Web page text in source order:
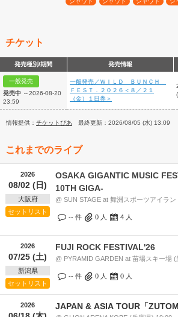
チケット
発売種別/期間 発売情報
一般発売
発売中 ～2026-08-20
23:59
一般発売／ＷＩＬＤ ＢＵＮＣＨ
ＦＥＳＴ．２０２６＜８／２１
（金）１日券＞
情報提供： チケットぴあ 最終更新：2026/08/05 (水) 13:09
これまでのライブ
2026
08/02 (日)
大阪府
セットリスト
OSAKA GIGANTIC MUSIC
10TH GIGA-
@ SUN STAGE at 舞洲スポーツアイラ
-- 件 0 人 4 人
2026
07/25 (土)
新潟県
セットリスト
FUJI ROCK FESTIVAL'26
@ PYRAMID GARDEN at 苗場スキー場
-- 件 0 人 0 人
2026 JAPAN & ASIA TOUR「